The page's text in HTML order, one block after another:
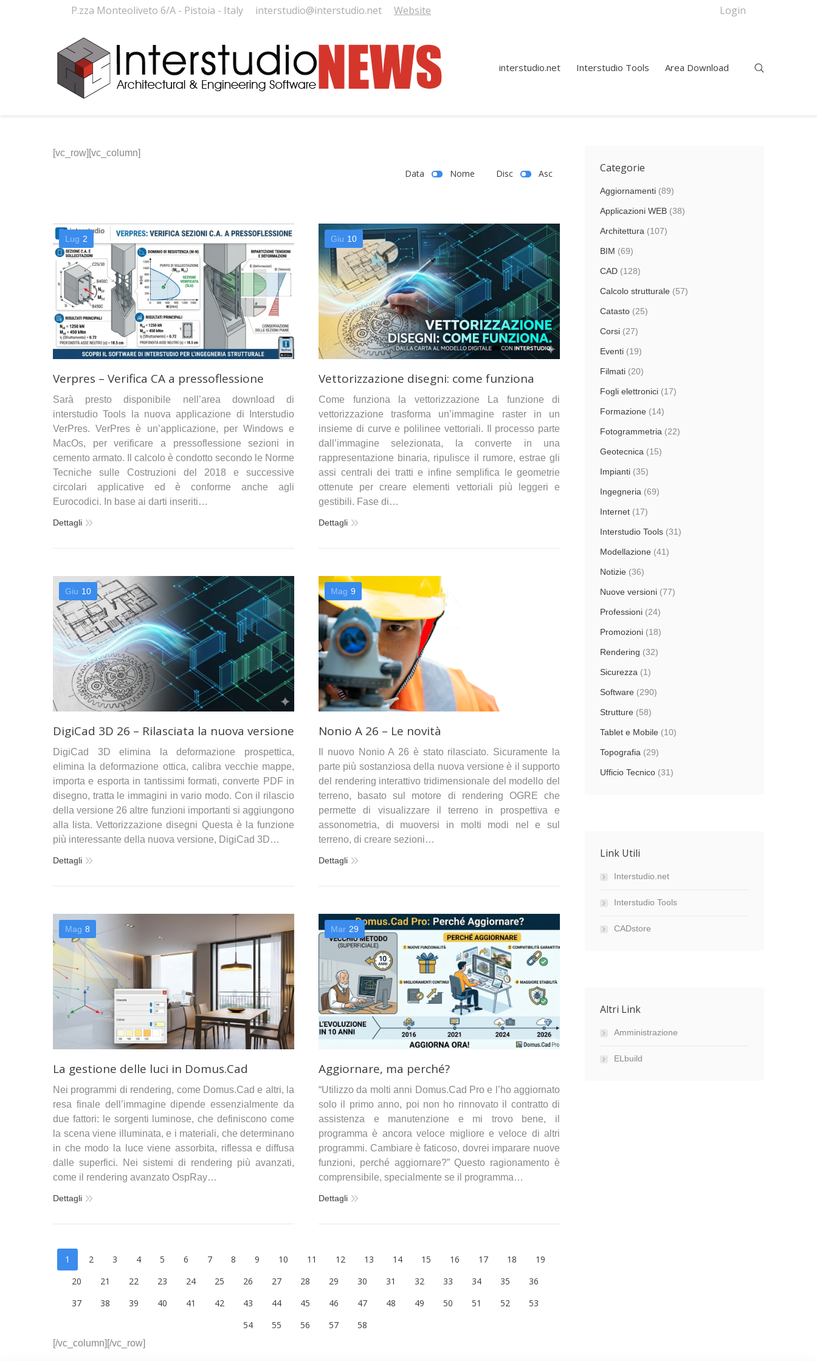
P.zza Monteoliveto 6/A - Pistoia - Italy interstudio@interstudio.net Website Login
interstudio.net Interstudio Tools Area Download
[vc_row][vc_column]
Data Nome Disc Asc
Lug 2
Verpres – Verifica CA a pressoflessione
Sarà presto disponibile nell’area download di
interstudio Tools la nuova applicazione di Interstudio
VerPres. VerPres è un’applicazione, per Windows e
MacOs, per verificare a pressoflessione sezioni in
cemento armato. Il calcolo è condotto secondo le Norme
Tecniche sulle Costruzioni del 2018 e successive
circolari applicative ed è conforme anche agli
Eurocodici. In base ai darti inseriti…
Dettagli
Giu 10
Vettorizzazione disegni: come funziona
Come funziona la vettorizzazione La funzione di
vettorizzazione trasforma un’immagine raster in un
insieme di curve e polilinee vettoriali. Il processo parte
dall’immagine selezionata, la converte in una
rappresentazione binaria, ripulisce il rumore, estrae gli
assi centrali dei tratti e infine semplifica le geometrie
ottenute per creare elementi vettoriali più leggeri e
gestibili. Fase di…
Dettagli
Giu 10
DigiCad 3D 26 – Rilasciata la nuova versione
DigiCad 3D elimina la deformazione prospettica,
elimina la deformazione ottica, calibra vecchie mappe,
importa e esporta in tantissimi formati, converte PDF in
disegno, tratta le immagini in vario modo. Con il rilascio
della versione 26 altre funzioni importanti si aggiungono
alla lista. Vettorizzazione disegni Questa è la funzione
più interessante della nuova versione, DigiCad 3D…
Dettagli
Mag 9
Nonio A 26 – Le novità
Il nuovo Nonio A 26 è stato rilasciato. Sicuramente la
parte più sostanziosa della nuova versione è il supporto
del rendering interattivo tridimensionale del modello del
terreno, basato sul motore di rendering OGRE che
permette di visualizzare il terreno in prospettiva e
assonometria, di muoversi in molti modi nel e sul
terreno, di creare sezioni…
Dettagli
Mag 8
La gestione delle luci in Domus.Cad
Nei programmi di rendering, come Domus.Cad e altri, la
resa finale dell’immagine dipende essenzialmente da
due fattori: le sorgenti luminose, che definiscono come
la scena viene illuminata, e i materiali, che determinano
in che modo la luce viene assorbita, riflessa e diffusa
dalle superfici. Nei sistemi di rendering più avanzati,
come il rendering avanzato OspRay…
Dettagli
Mar 29
Aggiornare, ma perché?
“Utilizzo da molti anni Domus.Cad Pro e l’ho aggiornato
solo il primo anno, poi non ho rinnovato il contratto di
assistenza e manutenzione e mi trovo bene, il
programma è ancora veloce migliore e veloce di altri
programmi. Cambiare è faticoso, dovrei imparare nuove
funzioni, perché aggiornare?” Questo ragionamento è
comprensibile, specialmente se il programma…
Dettagli
1 2 3 4 5 6 7 8 9 10 11 12 13 14 15 16 17 18
19
20
21 22 23 24 25 26 27 28 29 30 31 32 33 34 35
36
37
38 39 40 41 42 43 44 45 46 47 48 49 50 51 52
53
54
55 56 57 58
[/vc_column][/vc_row]
Categorie
Aggiornamenti (89)
Applicazioni WEB (38)
Architettura (107)
BIM (69)
CAD (128)
Calcolo strutturale (57)
Catasto (25)
Corsi (27)
Eventi (19)
Filmati (20)
Fogli elettronici (17)
Formazione (14)
Fotogrammetria (22)
Geotecnica (15)
Impianti (35)
Ingegneria (69)
Internet (17)
Interstudio Tools (31)
Modellazione (41)
Notizie (36)
Nuove versioni (77)
Professioni (24)
Promozioni (18)
Rendering (32)
Sicurezza (1)
Software (290)
Strutture (58)
Tablet e Mobile (10)
Topografia (29)
Ufficio Tecnico (31)
Link Utili
Interstudio.net
Interstudio Tools
CADstore
Altri Link
Amministrazione
ELbuild